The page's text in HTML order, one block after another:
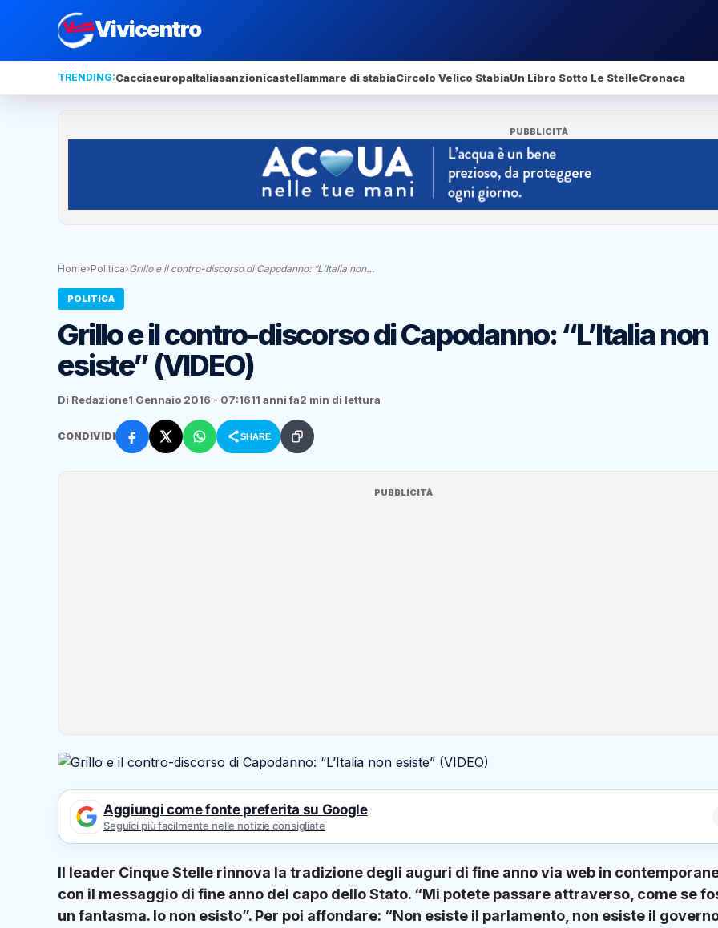
Vivicentro
TRENDING:CacciaeuropaItaliasanzionicastellammare di stabiaCircolo Velico StabiaUn Libro Sotto Le StelleCronaca
PUBBLICITÀ
Home›Politica›Grillo e il contro-discorso di Capodanno: “L’Italia non…
POLITICA
Grillo e il contro-discorso di Capodanno: “L’Italia non
esiste” (VIDEO)
Di Redazione1 Gennaio 2016 - 07:1611 anni fa2 min di lettura
CONDIVIDI SHARE
PUBBLICITÀ
Aggiungi come fonte preferita su Google
Seguici più facilmente nelle notizie consigliate
Il leader Cinque Stelle rinnova la tradizione degli auguri di fine anno via web in
con il messaggio di fine anno del capo dello Stato. “Mi potete passare attraverso, come se
un fantasma. Io non esisto”. Per poi affondare: “Non esiste il parlamento, non esiste il